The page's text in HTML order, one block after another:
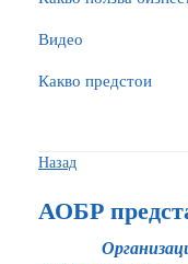
Видео
Какво предстои
Назад
АОБР